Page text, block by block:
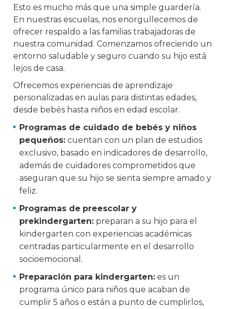
Esto es mucho más que una simple guardería.
En nuestras escuelas, nos enorgullecemos de
ofrecer respaldo a las familias trabajadoras de
nuestra comunidad. Comenzamos ofreciendo un
entorno saludable y seguro cuando su hijo está
lejos de casa.
Ofrecemos experiencias de aprendizaje
personalizadas en aulas para distintas edades,
desde bebés hasta niños en edad escolar.
Programas de cuidado de bebés y niños
pequeños: cuentan con un plan de estudios
exclusivo, basado en indicadores de desarrollo,
además de cuidadores comprometidos que
aseguran que su hijo se sienta siempre amado y
feliz.
Programas de preescolar y
prekindergarten: preparan a su hijo para el
kindergarten con experiencias académicas
centradas particularmente en el desarrollo
socioemocional.
Preparación para kindergarten: es un
programa único para niños que acaban de
cumplir 5 años o están a punto de cumplirlos,